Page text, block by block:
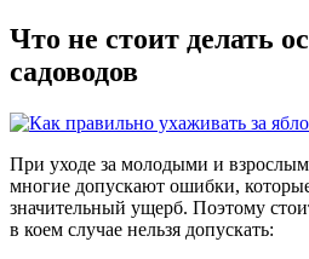
Что не стоит делать
садоводов
При уходе за молодыми и
многие допускают ошибки,
значительный ущерб. Поэтому
в коем случае нельзя допускать: